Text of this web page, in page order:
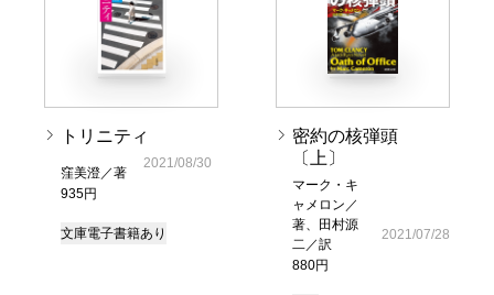
トリニティ
窪美澄／著
935円
2021/08/30
文庫電子書籍あり
密約の核弾頭
〔上〕
マーク・キ
ャメロン／
著、田村源
二／訳
880円
2021/07/28